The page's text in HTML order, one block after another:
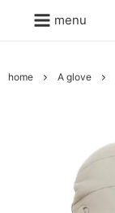
menu
home A glove